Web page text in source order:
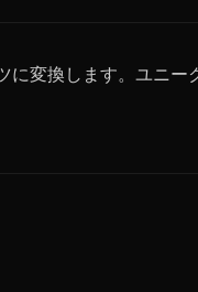
変換します。ユニ